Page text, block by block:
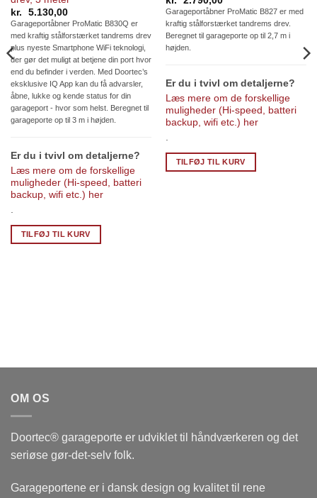
kr.
5.130,00
Garageportåbner ProMatic B830Q er
med kraftig stålforstærket tandrems drev
plus nyeste Smartphone WiFi teknologi,
der gør det muligt at betjene din port hvor
end du befinder i verden. Med Doortec’s
eksklusive IQ App kan du få advarsler,
åbne, lukke og kende status for din
garageport - hvor som helst. Beregnet til
garageporte op til 3 m i højden.
Er du i tvivl om detaljerne?
Læs mere om de forskellige
muligheder (Hi-speed, batteri
backup, wifi etc.) her
TILFØJ TIL KURV
Garageportåbner ProMatic B827 er med
kraftig stålforstærket tandrems drev.
Beregnet til garageporte op til 2,7 m i
højden.
Er du i tvivl om detaljerne?
Læs mere om de forskellige
muligheder (Hi-speed, batteri
backup, wifi etc.) her
TILFØJ TIL KURV
OM OS
Doortec® garageporte er udviklet til håndværkeren og det
seriøse gør-det-selv folk.
Garageportene er i dansk design og kvalitet til rene